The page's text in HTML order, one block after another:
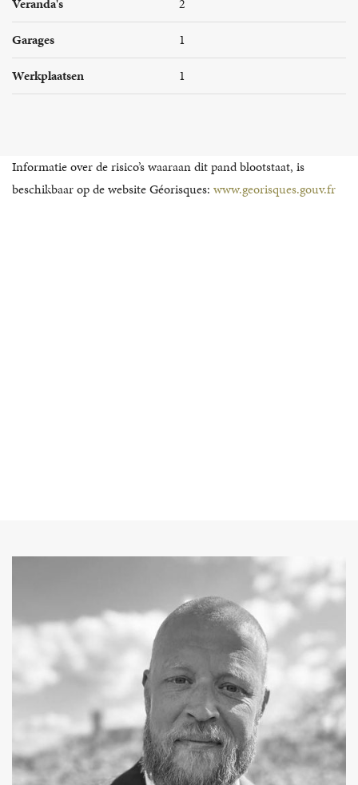
Veranda's
2
Garages
1
Werkplaatsen
1
Informatie over de risico’s waaraan dit pand blootstaat, is
beschikbaar op de website Géorisques: www.georisques.gouv.fr